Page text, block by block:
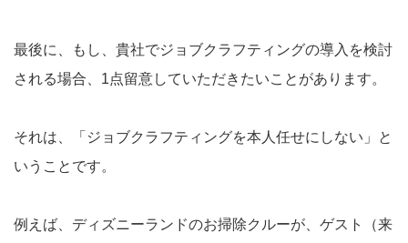
最後に、もし、貴社でジョブクラフティングの導入を検討
される場合、1点留意していただきたいことがあります。
それは、「ジョブクラフティングを本人任せにしない」と
いうことです。
例えば、ディズニーランドのお掃除クルーが、ゲスト（来